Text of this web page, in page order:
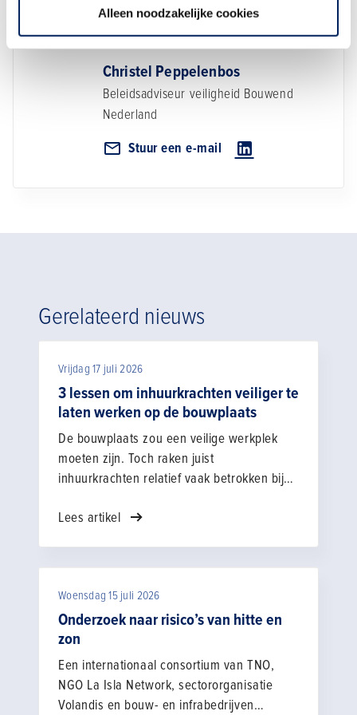
Alleen noodzakelijke cookies
Christel Peppelenbos
Beleidsadviseur veiligheid Bouwend
Nederland
Stuur een e-mail
Gerelateerd nieuws
Vrijdag 17 juli 2026
3 lessen om inhuurkrachten veiliger te
laten werken op de bouwplaats
De bouwplaats zou een veilige werkplek
moeten zijn. Toch raken juist
inhuurkrachten relatief vaak betrokken bij
betrokken voelen bij de veiligheid op de
met ingehuurd personeel van Bouwend
Nederland, GCVB, AFNL, ABU en NBBU –
onderzoeken Rolf van der Meijden (ABU) en
Loes Waterreus (NBBU) wat hiervoor nodig
is. Samen werken zij in dit project aan 3
thema’s: sociale veiligheid, duidelijke
Lees artikel
Woensdag 15 juli 2026
Onderzoek naar risico’s van hitte en
zon
Een internationaal consortium van TNO,
NGO La Isla Network, sectororganisatie
Volandis en bouw- en infrabedrijven